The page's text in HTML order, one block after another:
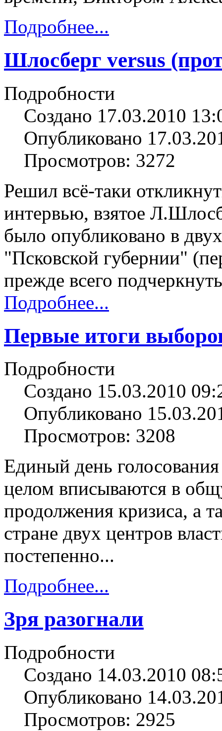
Подробнее...
Шлосберг versus
Подробности
Создано 17.03.2010
Опубликовано
Просмотров: 3272
Решил всё-таки
интервью, взятое
было опубликовано в
"Псковской губернии"
прежде всего
Подробнее...
Первые итоги
Подробности
Создано 15.03.2010
Опубликовано
Просмотров: 3208
Единый день
целом вписываются в
продолжения кризиса, а
стране двух центров
постепенно...
Подробнее...
Зря разогнали
Подробности
Создано 14.03.2010
Опубликовано
Просмотров: 2925